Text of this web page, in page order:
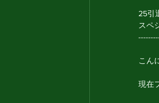
25引
スペ
こん
現在